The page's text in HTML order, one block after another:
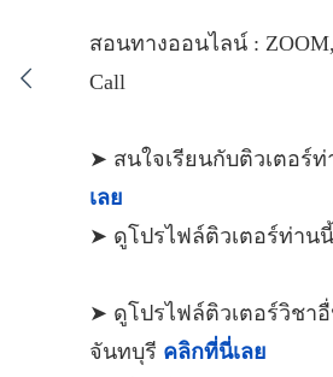
สอนทางออนไลน์ :
Call
➤ สนใจเรียนกับติวเตอร์
เลย
➤ ดูโปรไฟล์ติวเตอร์ท่านนี้
➤ ดูโปรไฟล์ติวเตอร์วิชา
จันทบุรี คลิกที่นี่เลย